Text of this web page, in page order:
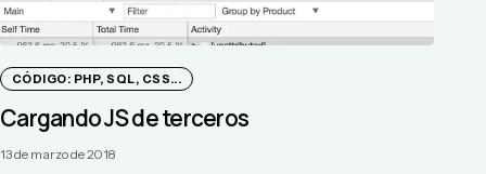
CÓDIGO: PHP, SQL, CSS...
Cargando JS de terceros
13 de marzo de 2018